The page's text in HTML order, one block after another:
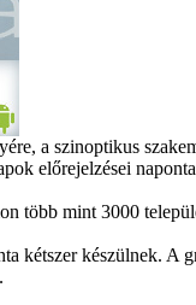
a szinoptikus
előrejelzései
több mint 3000
kétszer készülnek. A